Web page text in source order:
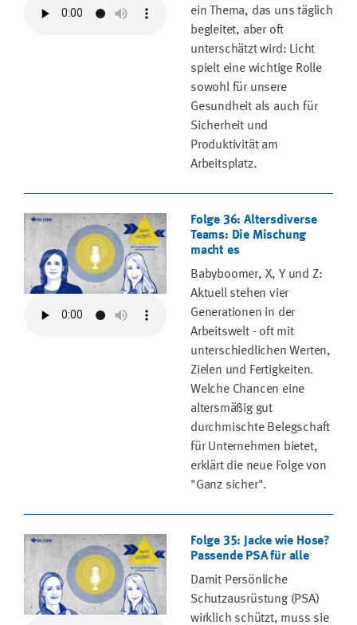
ein Thema, das uns täglich
begleitet, aber oft
unterschätzt wird: Licht
spielt eine wichtige Rolle
sowohl für unsere
Gesundheit als auch für
Sicherheit und
Produktivität am
Arbeitsplatz.
Folge 36: Altersdiverse
Teams: Die Mischung
macht es
Babyboomer, X, Y und Z:
Aktuell stehen vier
Generationen in der
Arbeitswelt - oft mit
unterschiedlichen Werten,
Zielen und Fertigkeiten.
Welche Chancen eine
altersmäßig gut
durchmischte Belegschaft
für Unternehmen bietet,
erklärt die neue Folge von
"Ganz sicher".
Folge 35: Jacke wie Hose?
Passende PSA für alle
Damit Persönliche
Schutzausrüstung (PSA)
wirklich schützt, muss sie